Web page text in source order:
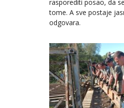
rasporediti posao, da
tome. A sve postaje
odgovara.